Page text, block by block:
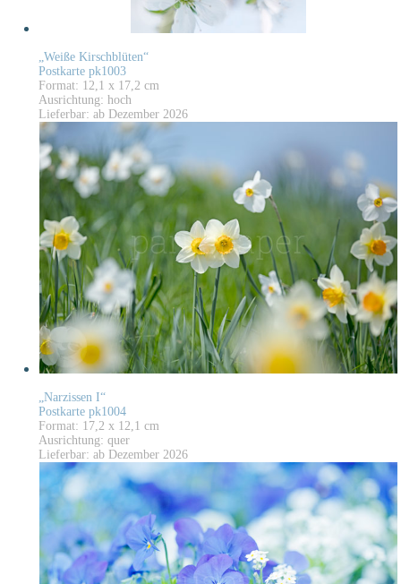
„Weiße Kirschblüten“
Postkarte pk1003
Format: 12,1 x 17,2 cm
Ausrichtung: hoch
Lieferbar: ab Dezember 2026
„Narzissen I“
Postkarte pk1004
Format: 17,2 x 12,1 cm
Ausrichtung: quer
Lieferbar: ab Dezember 2026